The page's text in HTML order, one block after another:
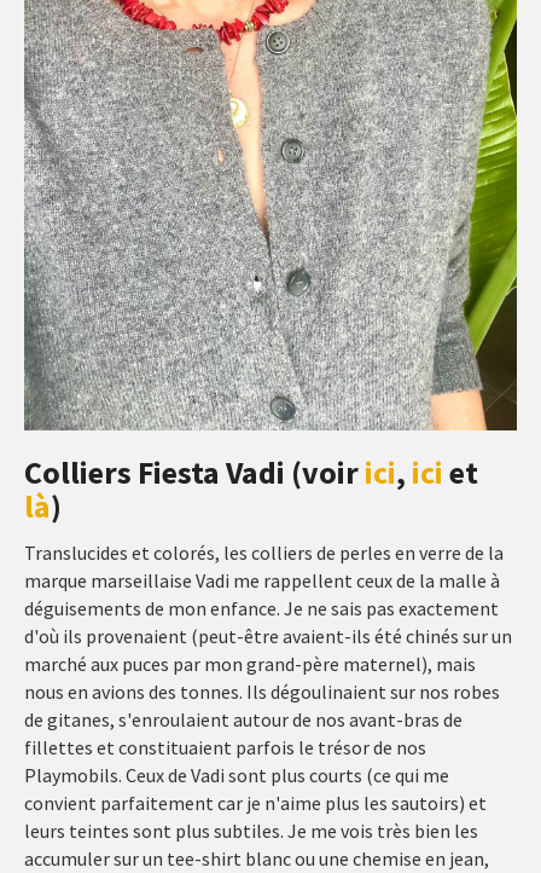
Colliers Fiesta Vadi (voirici, ici et
là)
Translucides et colorés, les colliers de perles en verre de la
marque marseillaise Vadi me rappellent ceux de la malle à
déguisements de mon enfance. Je ne sais pas exactement
d'où ils provenaient (peut-être avaient-ils été chinés sur un
marché aux puces par mon grand-père maternel), mais
nous en avions des tonnes. Ils dégoulinaient sur nos robes
de gitanes, s'enroulaient autour de nos avant-bras de
fillettes et constituaient parfois le trésor de nos
Playmobils. Ceux de Vadi sont plus courts (ce qui me
convient parfaitement car je n'aime plus les sautoirs) et
leurs teintes sont plus subtiles. Je me vois très bien les
accumuler sur un tee-shirt blanc ou une chemise en jean,